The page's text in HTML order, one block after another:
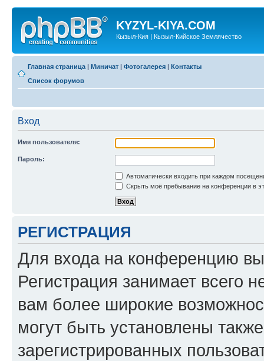
KYZYL-KIYA.COM
Кызыл-Кия | Кызыл-Кийское Землячество
Главная страница | Миничат | Фотогалерея | Контакты
Список форумов
Вход
Имя пользователя:
Пароль:
Автоматически входить при каждом
Скрыть моё пребывание на конференции в
РЕГИСТРАЦИЯ
Для входа на конференцию
Регистрация занимает всего
вам более широкие
могут быть установлены
зарегистрированных